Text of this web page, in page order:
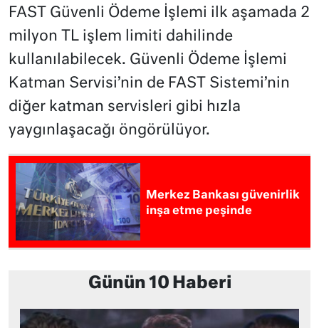
FAST Güvenli Ödeme İşlemi ilk aşamada 2
milyon TL işlem limiti dahilinde
kullanılabilecek. Güvenli Ödeme İşlemi
Katman Servisi’nin de FAST Sistemi’nin
diğer katman servisleri gibi hızla
yaygınlaşacağı öngörülüyor.
Merkez Bankası güvenirlik
inşa etme peşinde
Günün 10 Haberi